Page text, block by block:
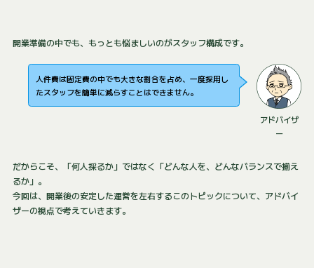
開業準備の中でも、もっとも悩ましいのがスタッフ構成です。
アドバイザ
ー
人件費は固定費の中でも大きな割合を占め、一度採用し
たスタッフを簡単に減らすことはできません。
だからこそ、「何人採るか」ではなく「どんな人を、どんなバランスで揃え
るか」。
今回は、開業後の安定した運営を左右するこのトピックについて、アドバイ
ザーの視点で考えていきます。